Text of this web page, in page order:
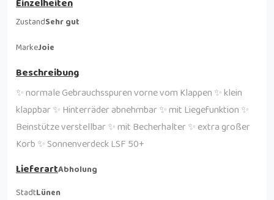
Einzelheiten
ZustandSehr gut
MarkeJoie
Beschreibung
✨ normale Gebrauchsspuren vorne vom Klappen ✨ klein
klappbar ✨ Hinterräder abnehmbar ✨ mit Liegefunktion ✨
Beinstütze verstellbar ✨ mit Becherhalter ✨ extra großer
Korb ✨ Sonnenverdeck LSF 50+
LieferartAbholung
StadtLünen